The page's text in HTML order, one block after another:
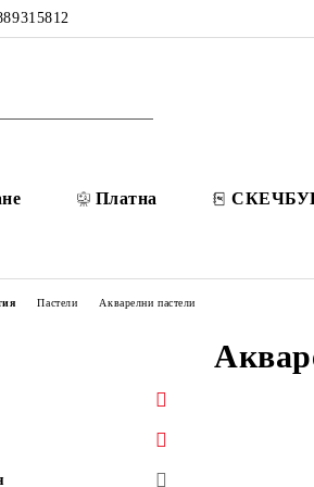
Платна
/ Добавки
Пастели Акварелни пастели